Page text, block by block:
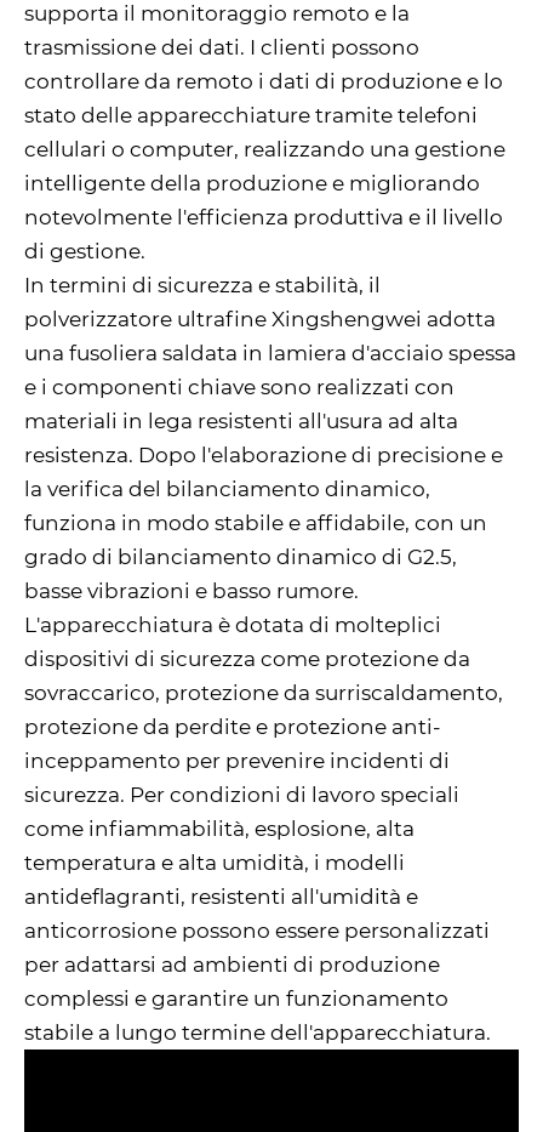
supporta il monitoraggio remoto e la
trasmissione dei dati. I clienti possono
controllare da remoto i dati di produzione e lo
stato delle apparecchiature tramite telefoni
cellulari o computer, realizzando una gestione
intelligente della produzione e migliorando
notevolmente l'efficienza produttiva e il livello
di gestione.
In termini di sicurezza e stabilità, il
polverizzatore ultrafine Xingshengwei adotta
una fusoliera saldata in lamiera d'acciaio spessa
e i componenti chiave sono realizzati con
materiali in lega resistenti all'usura ad alta
resistenza. Dopo l'elaborazione di precisione e
la verifica del bilanciamento dinamico,
funziona in modo stabile e affidabile, con un
grado di bilanciamento dinamico di G2.5,
basse vibrazioni e basso rumore.
L'apparecchiatura è dotata di molteplici
dispositivi di sicurezza come protezione da
sovraccarico, protezione da surriscaldamento,
protezione da perdite e protezione anti-
inceppamento per prevenire incidenti di
sicurezza. Per condizioni di lavoro speciali
come infiammabilità, esplosione, alta
temperatura e alta umidità, i modelli
antideflagranti, resistenti all'umidità e
anticorrosione possono essere personalizzati
per adattarsi ad ambienti di produzione
complessi e garantire un funzionamento
stabile a lungo termine dell'apparecchiatura.